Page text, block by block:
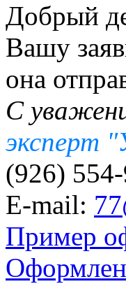
Добрый
Вашу
она
С
эксперт
(926)
E-mail:
Пример